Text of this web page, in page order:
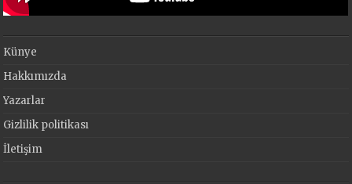
Künye
Hakkımızda
Yazarlar
Gizlilik politikası
İletişim